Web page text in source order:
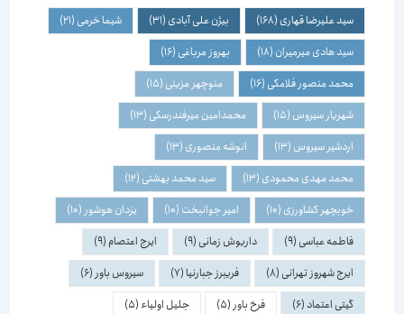
سید علیرضا قهاری(168) بیژن علی آبادی(31) شیما خرمی(21)
سید هادی میرمیران(18) بهروز مرباغی(16)
محمد منصور فلامکی(16) منوچهر مزینی(15)
شهریار سیروس(15) محمدامین میرفندرسکی(13)
اردشیر سیروس(13) انوشه منصوری(13)
محمد مهدی محمودی(13) سید محمد بهشتی(12)
خوبچهر کشاورزی(10) امیر جوانبخت(10) یزدان هوشور(10)
فاطمه عباسی(9) داریوش زمانی(9) ایرج اعتصام(9)
ایرج شهروز تهرانی(8) فریبرز جبارنیا(7) سیروس باور (6)
گیتی اعتماد(6) فرخ باور (5) جلیل اولیاء(5)